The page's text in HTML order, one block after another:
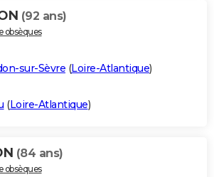
(92 ans)
obsèques
sur-Sèvre (Loire-Atlantique)
(Loire-Atlantique)
(84 ans)
obsèques